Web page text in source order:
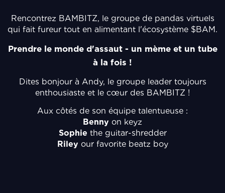
Rencontrez BAMBITZ, le groupe de pandas virtuels
qui fait fureur tout en alimentant l'écosystème $BAM.
Prendre le monde d'assaut - un mème et un tube
à la fois !
Dites bonjour à Andy, le groupe leader toujours
enthousiaste et le cœur des BAMBITZ !
Aux côtés de son équipe talentueuse :
Benny on keyz
Sophie the guitar-shredder
Riley our favorite beatz boy